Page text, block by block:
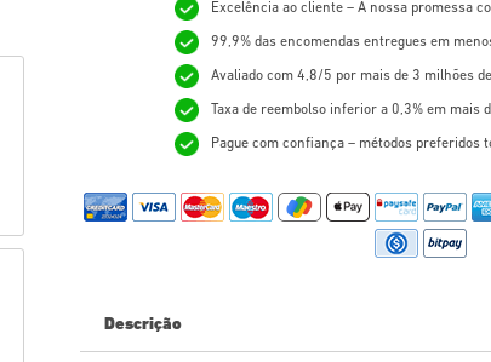
Excelência ao cliente – A nossa promessa
99,9% das encomendas entregues em
Avaliado com 4,8/5 por mais de 3 milhões
Taxa de reembolso inferior a 0,3% em mais
Pague com confiança – métodos preferidos
Descrição